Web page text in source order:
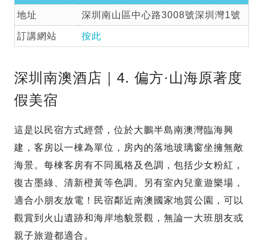
地址 深圳南山區中心路3008號深圳灣1號
訂講網站 按此
深圳南澳酒店｜4. 偏方·山海原著度
假美宿
這是以民宿方式經營，位於大鵬半島南澳灣臨海興
建，客房以一棟為單位，房內的落地玻璃窗坐擁無敵
海景。每棟客房有不同風格及色調，包括少女粉紅，
復古墨綠、清新橙黃等色調。另有室內兒童遊樂場，
適合小朋友放電！民宿鄰近南澳國家地質公園，可以
觀賞到火山遺跡和海岸地貌景觀，無論一大班朋友或
親子旅遊都適合。